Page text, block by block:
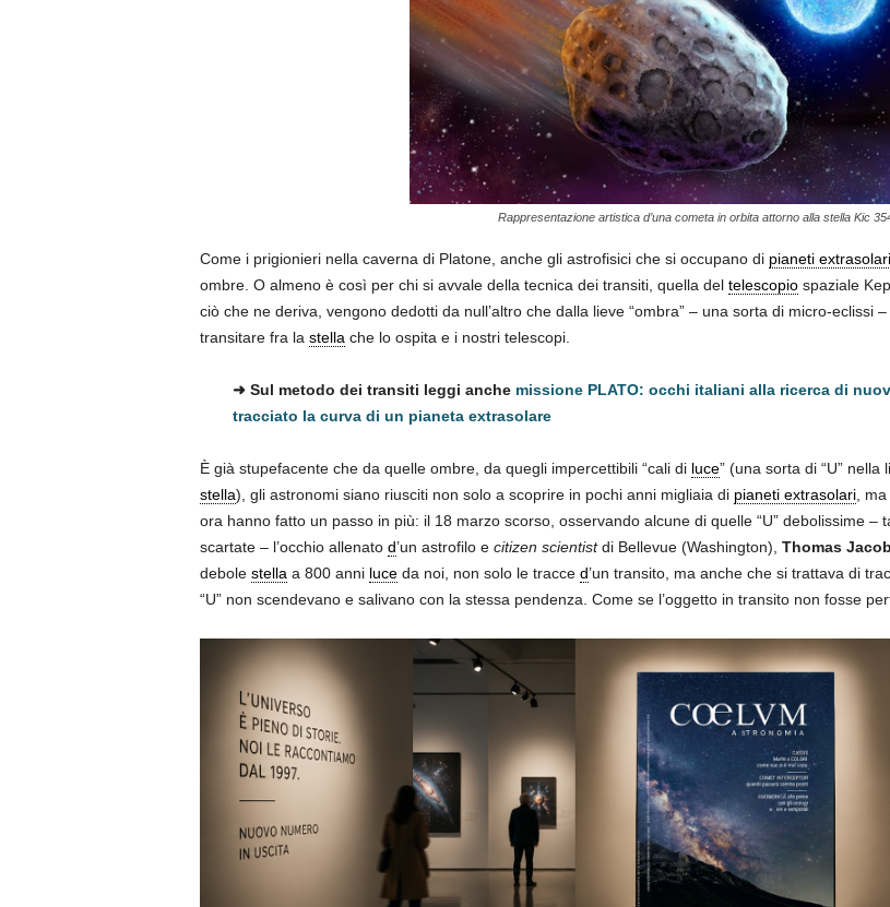
Rappresentazione artistica d’una cometa in orbita attorno alla stella Kic
Come i prigionieri nella caverna di Platone, anche gli astrofisici che si occupano di pianeti extrasolari
ombre. O almeno è così per chi si avvale della tecnica dei transiti, quella del telescopiospaziale
ciò che ne deriva, vengono dedotti da null’altro che dalla lieve “ombra” – una sorta di micro-eclissi
transitare fra la stella che lo ospita e i nostri telescopi.
➜ Sul metodo dei transiti leggi anche missione PLATO: occhi italiani alla ricerca di
tracciato la curva di un pianeta extrasolare
È già stupefacente che da quelle ombre, da quegli impercettibili “cali di luce” (una sorta di “U” nella
stella), gli astronomi siano riusciti non solo a scoprire in pochi anni migliaia di pianeti extrasolari, ma
ora hanno fatto un passo in più: il 18 marzo scorso, osservando alcune di quelle “U” debolissime
scartate – l’occhio allenato d’un astrofilo e citizen scientistdi Bellevue (Washington), Thomas
debole stella a 800 anni luceda noi, non solo le tracce d’un transito, ma anche che si trattava di
“U” non scendevano e salivano con la stessa pendenza. Come se l’oggetto in transito non fosse